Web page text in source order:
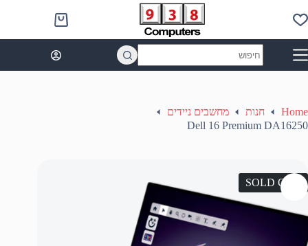
to
content
Shopping
cart
results
Home חנות
מחשבים ניידים
Dell 16 Premium DA16250
SOLD OUT